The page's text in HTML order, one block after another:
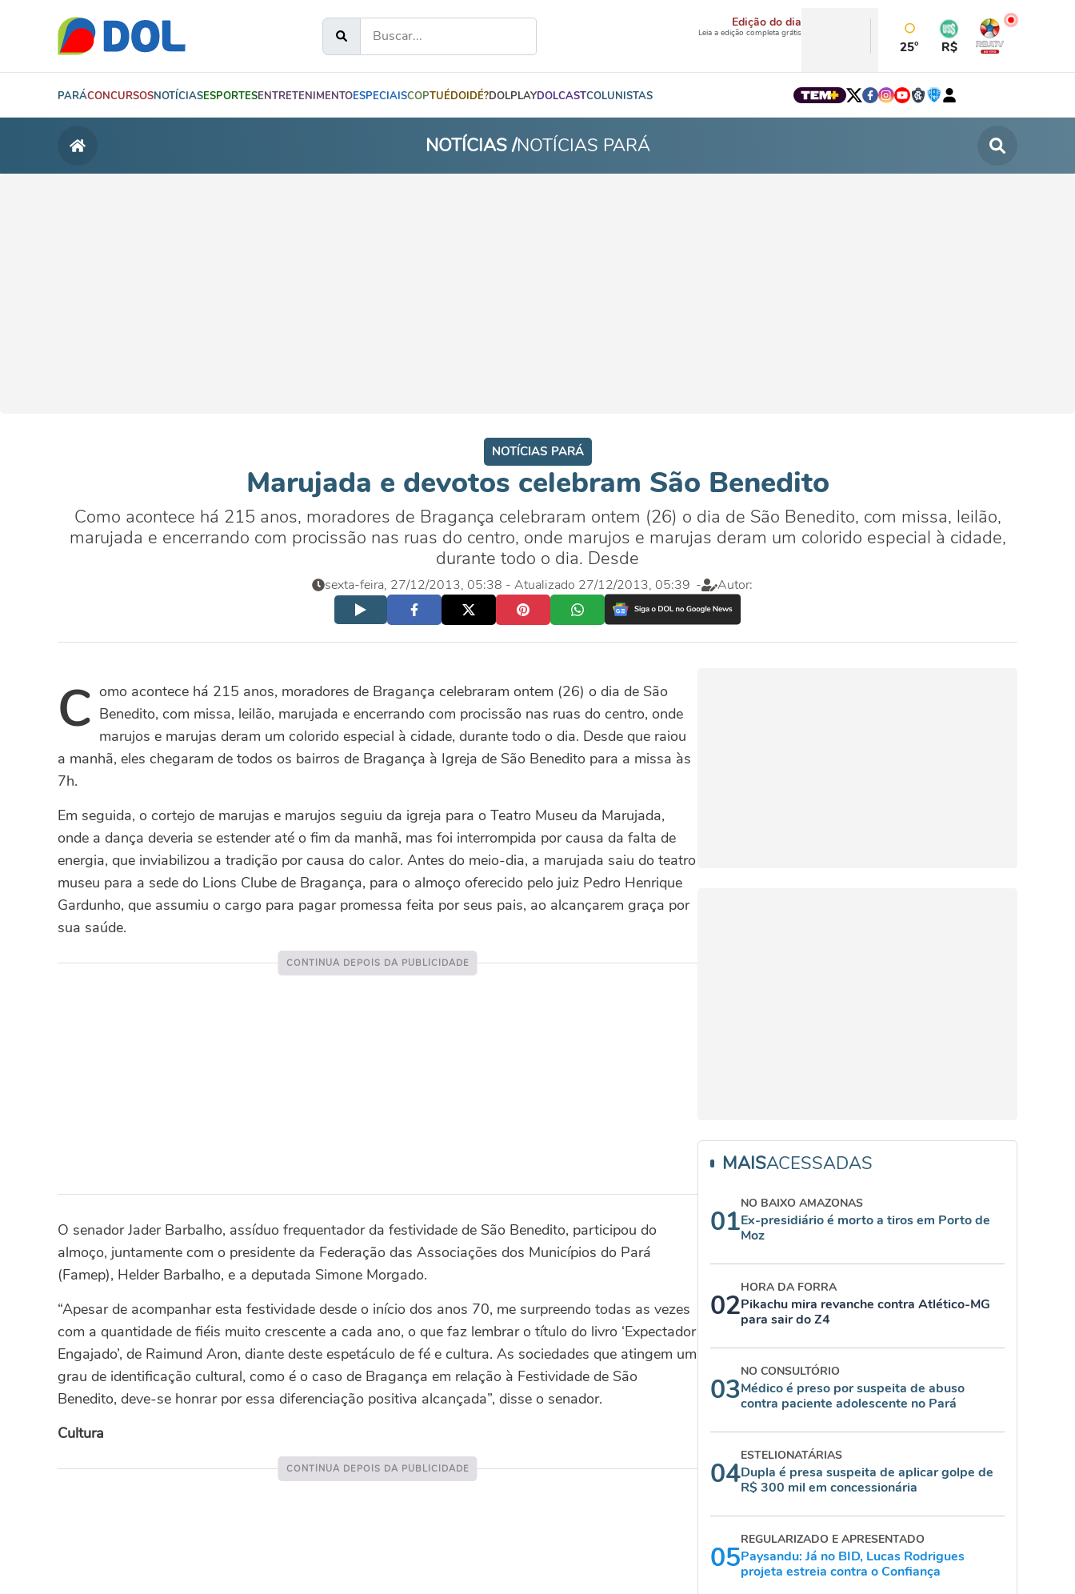
Edição do dia
Leia a edição completa grátis
25° R$
PARÁCONCURSOSNOTÍCIASESPORTESENTRETENIMENTOESPECIAISCOPTUÉDOIDÉ?DOLPLAYDOLCASTCOLUNISTAS
NOTÍCIAS /NOTÍCIAS PARÁ
NOTÍCIAS PARÁ
Marujada e devotos celebram São Benedito
Como acontece há 215 anos, moradores de Bragança celebraram ontem (26) o dia de São Benedito, com missa, leilão,
marujada e encerrando com procissão nas ruas do centro, onde marujos e marujas deram um colorido especial à cidade,
durante todo o dia. Desde
sexta-feira, 27/12/2013, 05:38 - Atualizado 27/12/2013, 05:39 - Autor:
Como acontece há 215 anos, moradores de Bragança celebraram ontem (26) o dia de São
Benedito, com missa, leilão, marujada e encerrando com procissão nas ruas do centro, onde
marujos e marujas deram um colorido especial à cidade, durante todo o dia. Desde que raiou
a manhã, eles chegaram de todos os bairros de Bragança à Igreja de São Benedito para a missa às
7h.
Em seguida, o cortejo de marujas e marujos seguiu da igreja para o Teatro Museu da Marujada,
onde a dança deveria se estender até o fim da manhã, mas foi interrompida por causa da falta de
energia, que inviabilizou a tradição por causa do calor. Antes do meio-dia, a marujada saiu do teatro
museu para a sede do Lions Clube de Bragança, para o almoço oferecido pelo juiz Pedro Henrique
Gardunho, que assumiu o cargo para pagar promessa feita por seus pais, ao alcançarem graça por
sua saúde.
O senador Jader Barbalho, assíduo frequentador da festividade de São Benedito, participou do
almoço, juntamente com o presidente da Federação das Associações dos Municípios do Pará
(Famep), Helder Barbalho, e a deputada Simone Morgado.
“Apesar de acompanhar esta festividade desde o início dos anos 70, me surpreendo todas as vezes
com a quantidade de fiéis muito crescente a cada ano, o que faz lembrar o título do livro ‘Expectador
Engajado’, de Raimund Aron, diante deste espetáculo de fé e cultura. As sociedades que atingem um
grau de identificação cultural, como é o caso de Bragança em relação à Festividade de São
Benedito, deve-se honrar por essa diferenciação positiva alcançada”, disse o senador.
Cultura
MAISACESSADAS
01
NO BAIXO AMAZONAS
Ex-presidiário é morto a tiros em Porto de
Moz
02
HORA DA FORRA
Pikachu mira revanche contra Atlético-MG
para sair do Z4
03
NO CONSULTÓRIO
Médico é preso por suspeita de abuso
contra paciente adolescente no Pará
04
ESTELIONATÁRIAS
Dupla é presa suspeita de aplicar golpe de
R$ 300 mil em concessionária
05
REGULARIZADO E APRESENTADO
Paysandu: Já no BID, Lucas Rodrigues
projeta estreia contra o Confiança